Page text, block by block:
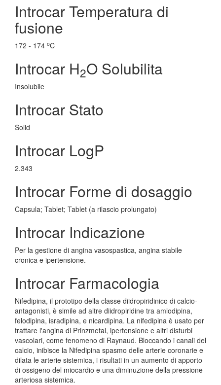
Introcar Temperatura di
fusione
172 - 174 oC
Introcar H2O Solubilita
Insolubile
Introcar Stato
Solid
Introcar LogP
2.343
Introcar Forme di dosaggio
Capsula; Tablet; Tablet (a rilascio prolungato)
Introcar Indicazione
Per la gestione di angina vasospastica, angina stabile
cronica e ipertensione.
Introcar Farmacologia
Nifedipina, il prototipo della classe diidropiridinico di calcio-
antagonisti, è simile ad altre diidropiridine tra amlodipina,
felodipina, isradipina, e nicardipina. La nifedipina è usato per
trattare l'angina di Prinzmetal, ipertensione e altri disturbi
vascolari, come fenomeno di Raynaud. Bloccando i canali del
calcio, inibisce la Nifedipina spasmo delle arterie coronarie e
dilata le arterie sistemica, i risultati in un aumento di apporto
di ossigeno del miocardio e una diminuzione della pressione
arteriosa sistemica.